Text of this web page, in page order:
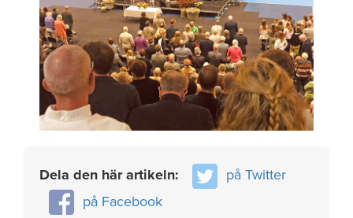
Dela den här artikeln:
på Twitter
på Facebook